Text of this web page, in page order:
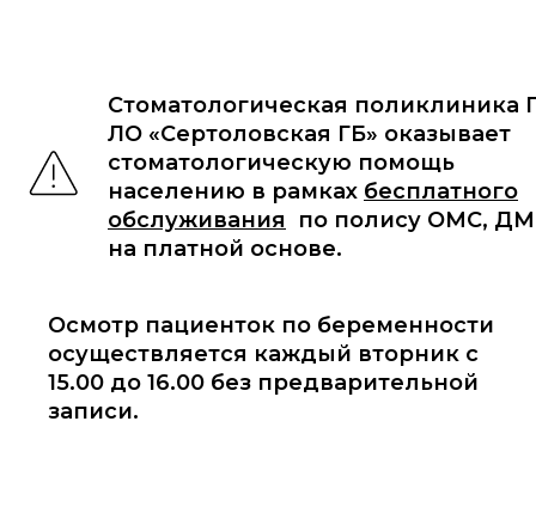
Стоматологическая поликлиника
ЛО «Сертоловская ГБ» оказывает
стоматологическую помощь
населению в рамках бесплатного
обслуживания по полису ОМС,
на платной основе.
Осмотр пациенток по беременности
осуществляется каждый вторник с
15.00 до 16.00 без предварительной
записи.
188 650, Ленинградская область, Всеволожский
район, г. Сертолово, ул. Пограничная, д. 8,
корп.1
+7 (812) 670-03-33